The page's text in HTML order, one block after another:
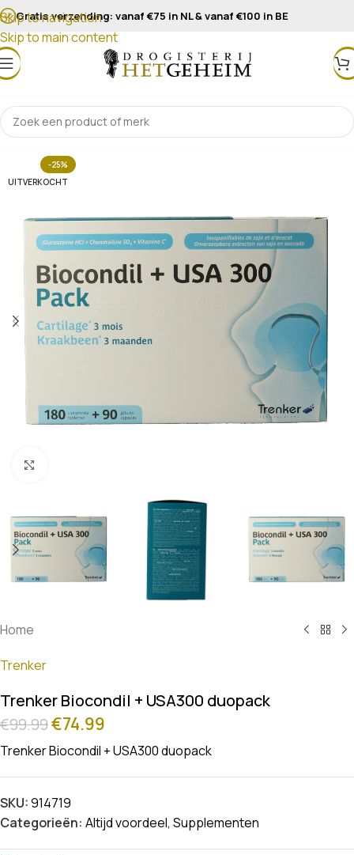
Skip to navigation
Skip to main content
Gratis verzending: vanaf €75 in NL & vanaf €100 in BE
-25%
UITVERKOCHT
Home
Trenker
Trenker Biocondil + USA300 duopack
€99.99€74.99
Trenker Biocondil + USA300 duopack
SKU:914719
Categorieën: Altijd voordeel, Supplementen